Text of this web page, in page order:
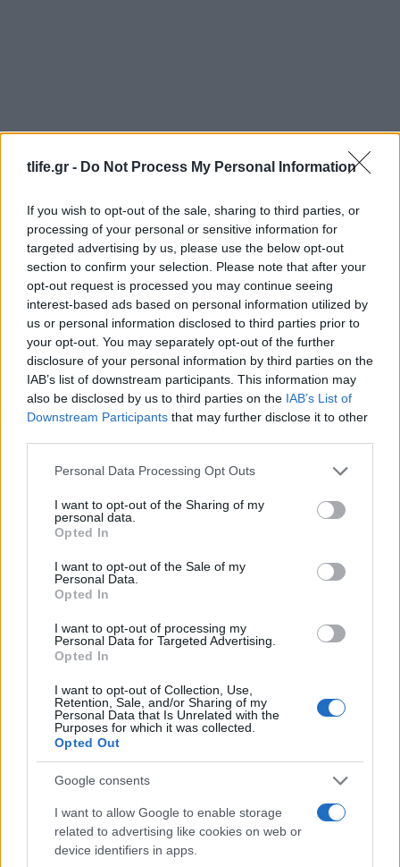
tlife.gr - Do Not Process My Personal Information
If you wish to opt-out of the sale, sharing to third parties, or
processing of your personal or sensitive information for
targeted advertising by us, please use the below opt-out
section to confirm your selection. Please note that after your
opt-out request is processed you may continue seeing
interest-based ads based on personal information utilized by
us or personal information disclosed to third parties prior to
your opt-out. You may separately opt-out of the further
disclosure of your personal information by third parties on the
IAB’s list of downstream participants. This information may
also be disclosed by us to third parties on the IAB’s List of
Downstream Participants that may further disclose it to other
Please note that this website/app uses one or more Google
not limited to your visit or usage behaviour. You may click to
grant or deny consent to Google and its third-party tags to
use your data for below specified purposes in below Google
consent section.
Personal Data Processing Opt Outs
I want to opt-out of the Sharing of my
personal data.
Opted In
I want to opt-out of the Sale of my
Personal Data.
Opted In
I want to opt-out of processing my
Personal Data for Targeted Advertising.
Opted In
I want to opt-out of Collection, Use,
Retention, Sale, and/or Sharing of my
Personal Data that Is Unrelated with the
Purposes for which it was collected.
Opted Out
Google consents
I want to allow Google to enable storage
related to advertising like cookies on web or
device identifiers in apps.